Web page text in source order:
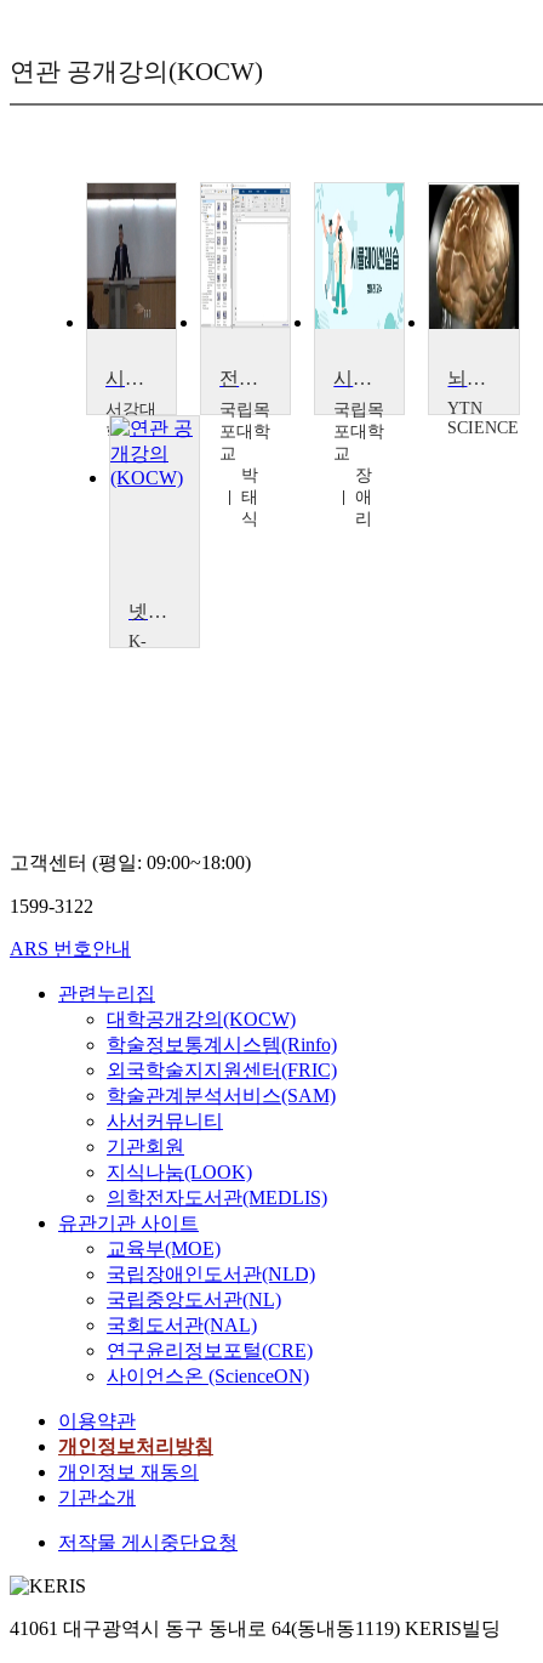
연관 공개강의(KOCW)
시뮬레이션
서강대
학교
민
재
전력계통시뮬레이션실습
국립목
포대학
교
박
태
식
시뮬레이션실습
국립목
포대학
교
장
애
리
뇌의 재현
YTN
SCIENCE
넷로고와 파이선을 활용한 게임이론 시뮬레이션
K-
교
고객센터 (평일: 09:00~18:00)
1599-3122
ARS 번호안내
관련누리집
대학공개강의(KOCW)
학술정보통계시스템(Rinfo)
외국학술지지원센터(FRIC)
학술관계분석서비스(SAM)
사서커뮤니티
기관회원
지식나눔(LOOK)
의학전자도서관(MEDLIS)
유관기관 사이트
교육부(MOE)
국립장애인도서관(NLD)
국립중앙도서관(NL)
국회도서관(NAL)
연구윤리정보포털(CRE)
사이언스온 (ScienceON)
이용약관
개인정보처리방침
개인정보 재동의
기관소개
저작물 게시중단요청
41061 대구광역시 동구 동내로 64(동내동1119) KERIS빌딩